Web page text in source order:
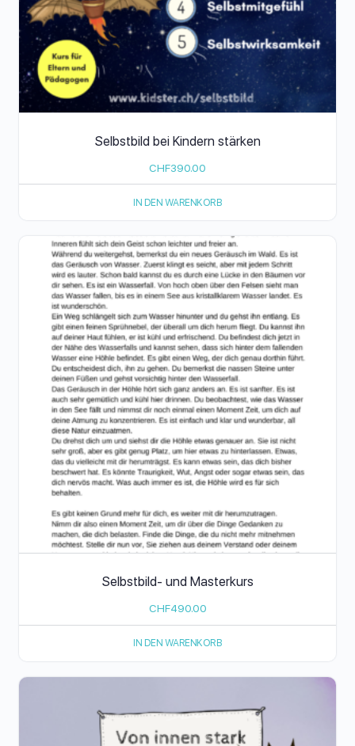
Selbstbild bei Kindern stärken
CHF390.00
IN DEN WARENKORB
Selbstbild- und Masterkurs
CHF490.00
IN DEN WARENKORB